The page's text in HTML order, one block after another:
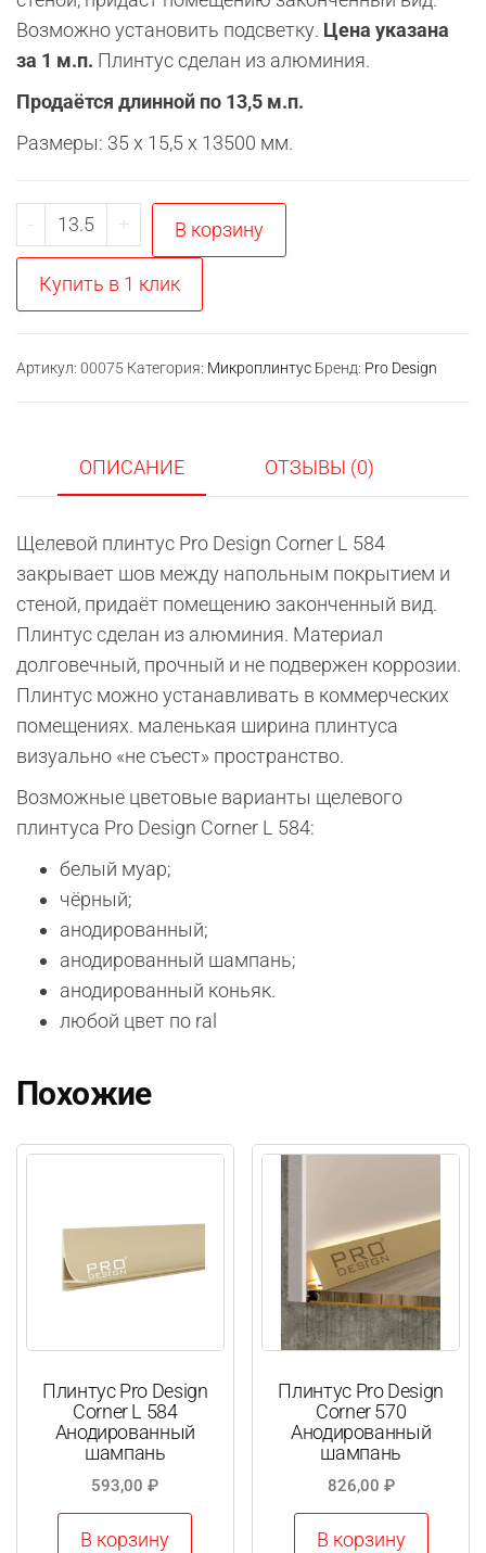
Возможно установить подсветку. Цена указана
за 1 м.п. Плинтус сделан из алюминия.
Продаётся длинной по 13,5 м.п.
Размеры: 35 x 15,5 x 13500 мм.
-
Количество
товара
Плинтус
Pro
Corner
любой
цвет
RAL
+ В корзину
Купить в 1 клик
Артикул: 00075 Категория: Микроплинтус Бренд: Pro Design
ОПИСАНИЕ ОТЗЫВЫ (0)
Щелевой плинтус Pro Design Corner L 584
закрывает шов между напольным покрытием и
стеной, придаёт помещению законченный вид.
Плинтус сделан из алюминия. Материал
долговечный, прочный и не подвержен коррозии.
Плинтус можно устанавливать в коммерческих
помещениях. маленькая ширина плинтуса
визуально «не съест» пространство.
Возможные цветовые варианты щелевого
плинтуса Pro Design Corner L 584:
белый муар;
чёрный;
анодированный;
анодированный шампань;
анодированный коньяк.
любой цвет по ral
Похожие
Плинтус Pro Design
Corner L 584
Анодированный
шампань
593,00₽
В корзину
Плинтус Pro Design
Corner 570
Анодированный
шампань
826,00 ₽
В корзину